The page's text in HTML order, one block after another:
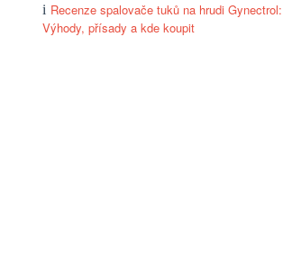
Recenze spalovače tuků na hrudi Gynectrol:
Výhody, přísady a kde koupit